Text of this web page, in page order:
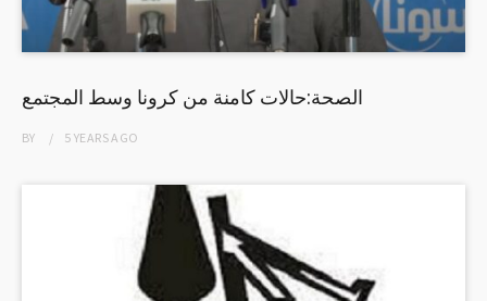
الصحة:حالات كامنة من كرونا وسط المجتمع
BY 5 YEARSAGO